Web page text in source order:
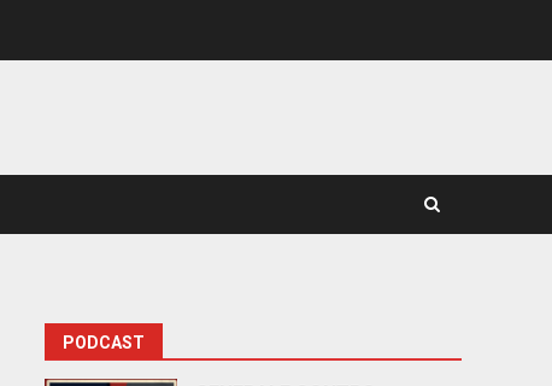
PODCAST